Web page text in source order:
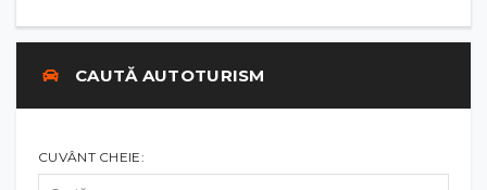
CAUTĂ AUTOTURISM
CUVÂNT CHEIE: